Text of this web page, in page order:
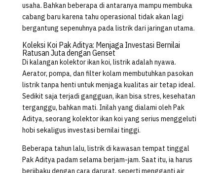
usaha. Bahkan beberapa di antaranya mampu membuka
cabang baru karena tahu operasional tidak akan lagi
bergantung sepenuhnya pada listrik dari jaringan utama.
Koleksi Koi Pak Aditya: Menjaga Investasi Bernilai
Ratusan Juta dengan Genset
Di kalangan kolektor ikan koi, listrik adalah nyawa.
Aerator, pompa, dan filter kolam membutuhkan pasokan
listrik tanpa henti untuk menjaga kualitas air tetap ideal.
Sedikit saja terjadi gangguan, ikan bisa stres, kesehatan
terganggu, bahkan mati. Inilah yang dialami oleh Pak
Aditya, seorang kolektor ikan koi yang serius menggeluti
hobi sekaligus investasi bernilai tinggi.
Beberapa tahun lalu, listrik di kawasan tempat tinggal
Pak Aditya padam selama berjam-jam. Saat itu, ia harus
berjibaku dengan cara darurat, seperti mengganti air